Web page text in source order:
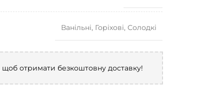
Ванільні, Горіхові, Солодкі
щоб отримати безкоштовну доставку!